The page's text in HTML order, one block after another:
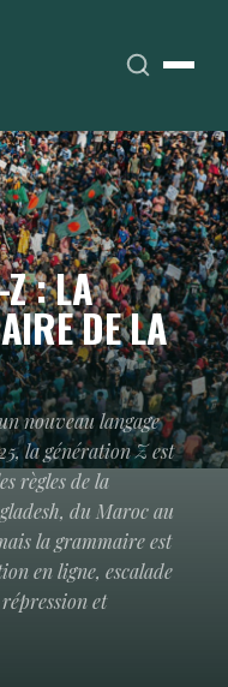
CAS
Z : LA
DE LA
nouveau langage
la génération Z est
règles de la
du Maroc au
la grammaire est
en ligne, escalade
et